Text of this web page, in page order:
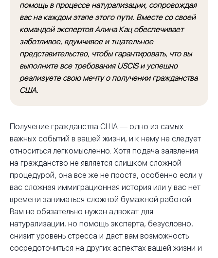
помощь в процессе натурализации, сопровождая
вас на каждом этапе этого пути. Вместе со своей
командой экспертов Алина Кац обеспечивает
заботливое, вдумчивое и тщательное
представительство, чтобы гарантировать, что вы
выполните все требования USCIS и успешно
реализуете свою мечту о получении гражданства
США.
Получение гражданства США — одно из самых
важных событий в вашей жизни, и к нему не следует
относиться легкомысленно. Хотя подача заявления
на гражданство не является слишком сложной
процедурой, она все же не проста, особенно если у
вас сложная иммиграционная история или у вас нет
времени заниматься сложной бумажной работой.
Вам не обязательно нужен адвокат для
натурализации, но помощь эксперта, безусловно,
снизит уровень стресса и даст вам возможность
сосредоточиться на других аспектах вашей жизни и